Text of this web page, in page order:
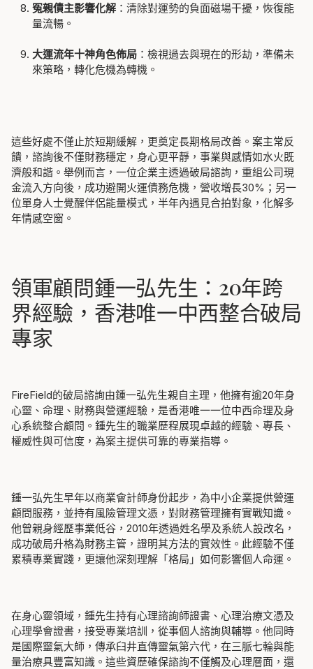
冤親債主影響化解 ：清除對運勢的負面磁場干擾，恢復能
量流暢。
大運流年十神角色佈局 ：檢視過去與現在的形劫，準備未
來策略，轉化危機為轉機。
這些好處不僅止於短期緩解，更奠定長期格局改善。案主常反
饋，諮詢後不僅財務穩定，身心更平靜，事業與感情如水火既
濟般和諧。舉例而言，一位企業主透過破局諮詢，重組公司現
金流入方向後，成功避開火運債務危機，營收增長30%；另一
位單身人士覺醒伴侶能量模式，半年內遇見合拍對象，化解多
年情感空窗。
領軍顧問鍾一弘先生：20年跨
界經驗，香港唯一中西整合破局
專家
FireField的破局諮詢由鍾一弘先生親自主理，他擁有逾20年身
心靈、命理、財務與營運經驗，是香港唯一一位中西命理及身
心系統整合顧問。鍾先生的職業歷程展現卓越的經驗、專長、
權威性與可信度，為案主提供可靠的專業指導。
鍾一弘先生早年以商業會計師身份起步，為中小企業提供營運
顧問服務，並持有風險管理文憑，對財務管理擁有實戰知識。
他曾親身經歷事業低谷，2010年透過姓名學及系統人設改名，
成功破局升格為財務主管，證明其方法的實效性。此經驗不僅
累積專業實踐，更讓他深刻理解「格局」如何影響個人命運。
在身心靈領域，鍾先生持有心理諮詢師證書、心理治療文憑及
心理學會證書，接受專業培訓，從事個人諮詢與輔導。他同時
是國際靈氣大師，傳承臼井直傳靈氣第六代，在三脈七輪與能
量治療具豐富知識。這些資歷確保諮詢不僅觸及心理層面，還